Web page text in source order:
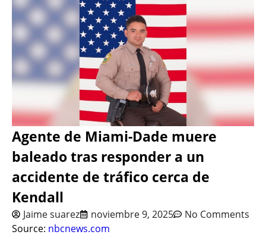
Agente de Miami-Dade muere
baleado tras responder a un
accidente de tráfico cerca de
Kendall
Jaime suarez noviembre 9, 2025
No Comments
Source: nbcnews.com